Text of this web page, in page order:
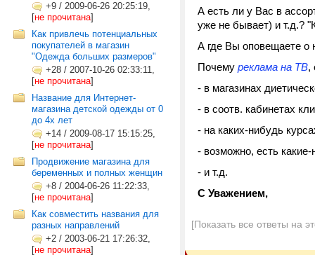
+9 / 2009-06-26 20:25:19,
[не прочитана]
Как привлечь потенциальных
покупателей в магазин
"Одежда больших размеров"
+28 / 2007-10-26 02:33:11,
[не прочитана]
Название для Интернет-
магазина детской одежды от 0
до 4х лет
+14 / 2009-08-17 15:15:25,
[не прочитана]
Продвижение магазина для
беременных и полных женщин
+8 / 2004-06-26 11:22:33,
[не прочитана]
Как совместить названия для
разных направлений
+2 / 2003-06-21 17:26:32,
[не прочитана]
А есть ли у Вас в
уже не бывает) и т.д.?
А где Вы оповещаете о
Почему реклама на ТВ,
- в магазинах
- в соотв. кабинетах
- на каких-нибудь
- возможно, есть
- и т.д.
С Уважением,
[Показать все ответы на